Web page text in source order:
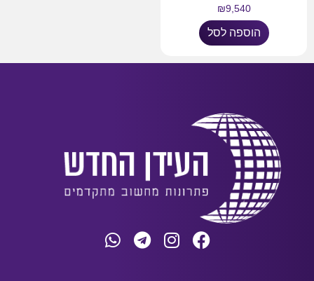
₪9,540
הוספה לסל